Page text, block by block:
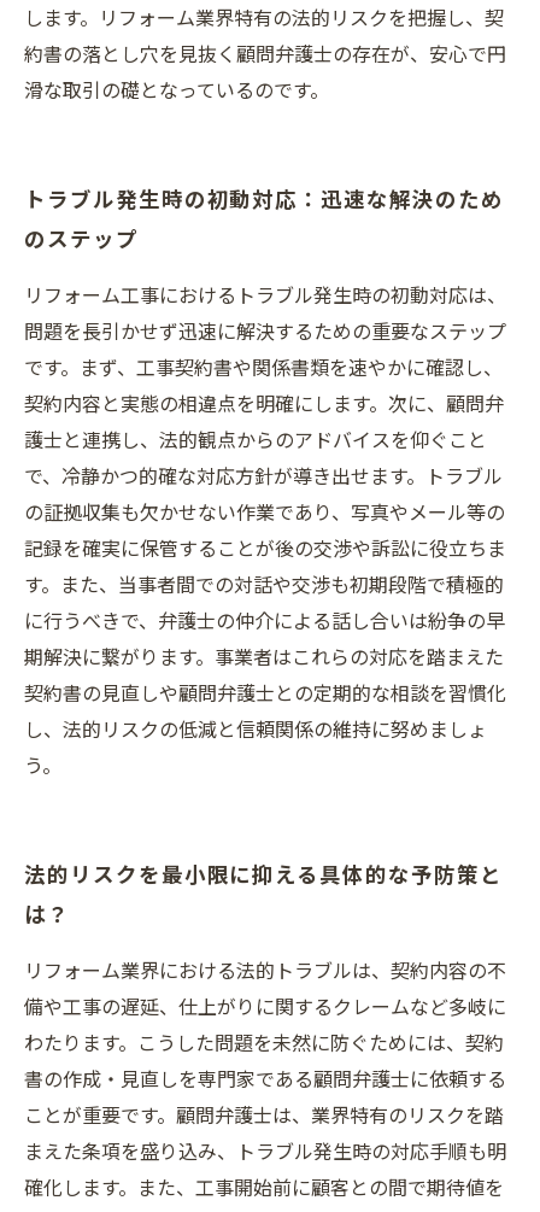
します。リフォーム業界特有の法的リスクを把握し、契
約書の落とし穴を見抜く顧問弁護士の存在が、安心で円
滑な取引の礎となっているのです。
トラブル発生時の初動対応：迅速な解決のため
のステップ
リフォーム工事におけるトラブル発生時の初動対応は、
問題を長引かせず迅速に解決するための重要なステップ
です。まず、工事契約書や関係書類を速やかに確認し、
契約内容と実態の相違点を明確にします。次に、顧問弁
護士と連携し、法的観点からのアドバイスを仰ぐこと
で、冷静かつ的確な対応方針が導き出せます。トラブル
の証拠収集も欠かせない作業であり、写真やメール等の
記録を確実に保管することが後の交渉や訴訟に役立ちま
す。また、当事者間での対話や交渉も初期段階で積極的
に行うべきで、弁護士の仲介による話し合いは紛争の早
期解決に繋がります。事業者はこれらの対応を踏まえた
契約書の見直しや顧問弁護士との定期的な相談を習慣化
し、法的リスクの低減と信頼関係の維持に努めましょ
う。
法的リスクを最小限に抑える具体的な予防策と
は？
リフォーム業界における法的トラブルは、契約内容の不
備や工事の遅延、仕上がりに関するクレームなど多岐に
わたります。こうした問題を未然に防ぐためには、契約
書の作成・見直しを専門家である顧問弁護士に依頼する
ことが重要です。顧問弁護士は、業界特有のリスクを踏
まえた条項を盛り込み、トラブル発生時の対応手順も明
確化します。また、工事開始前に顧客との間で期待値を